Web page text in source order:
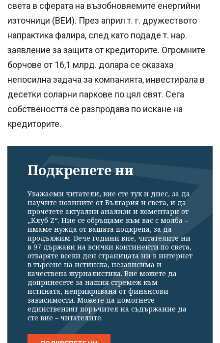
света в сферата на възобновяемите енергийни
източници (ВЕИ). През април т. г. дружеството
напрактика фалира, след като подаде т. нар.
заявление за защита от кредиторите. Огромните
борчове от 16,1 млрд. долара се оказаха
непосилна задача за компанията, инвестирала в
десетки соларни паркове по цял свят. Сега
собствеността се разпродава по искане на
кредиторите.
Подкрепете ни
Уважаеми читатели, вие сте тук и днес, за да
научите новините от България и света, и да
прочетете актуални анализи и коментари от
„Клуб Z“. Ние се обръщаме към вас с молба –
имаме нужда от вашата подкрепа, за да
продължим. Вече години вие, читателите ни
в 97 държави на всички континенти по света,
отваряте всеки ден страницата ни в интернет
в търсене на истинска, независима и
качествена журналистика. Вие можете да
допринесете за нашия стремеж към
истината, неприкривана от финансови
зависимости. Можете да помогнете
единственият поръчител на съдържание да
сте вие – читателите.